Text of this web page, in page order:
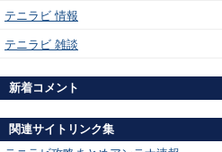
テニラビ 情報
テニラビ 雑談
新着コメント
関連サイトリンク集